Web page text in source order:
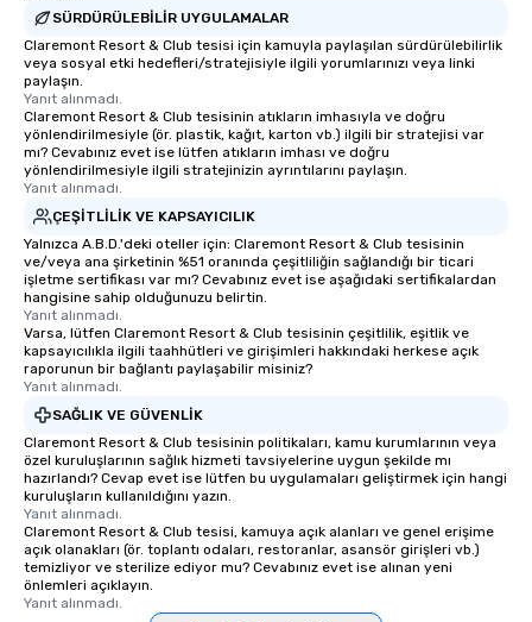
SÜRDÜRÜLEBILIR UYGULAMALAR
Claremont Resort & Club tesisi için kamuyla paylaşılan sürdürülebilirlik
veya sosyal etki hedefleri/stratejisiyle ilgili yorumlarınızı veya linki
paylaşın.
Yanıt alınmadı.
Claremont Resort & Club tesisinin atıkların imhasıyla ve doğru
yönlendirilmesiyle (ör. plastik, kağıt, karton vb.) ilgili bir stratejisi var
mı? Cevabınız evet ise lütfen atıkların imhası ve doğru
yönlendirilmesiyle ilgili stratejinizin ayrıntılarını paylaşın.
Yanıt alınmadı.
ÇEŞITLILIK VE KAPSAYICILIK
Yalnızca A.B.D.'deki oteller için: Claremont Resort & Club tesisinin
ve/veya ana şirketinin %51 oranında çeşitliliğin sağlandığı bir ticari
işletme sertifikası var mı? Cevabınız evet ise aşağıdaki sertifikalardan
hangisine sahip olduğunuzu belirtin.
Yanıt alınmadı.
Varsa, lütfen Claremont Resort & Club tesisinin çeşitlilik, eşitlik ve
kapsayıcılıkla ilgili taahhütleri ve girişimleri hakkındaki herkese açık
raporunun bir bağlantı paylaşabilir misiniz?
Yanıt alınmadı.
SAĞLIK VE GÜVENLIK
Claremont Resort & Club tesisinin politikaları, kamu kurumlarının veya
özel kuruluşlarının sağlık hizmeti tavsiyelerine uygun şekilde mı
hazırlandı? Cevap evet ise lütfen bu uygulamaları geliştirmek için hangi
kuruluşların kullanıldığını yazın.
Yanıt alınmadı.
Claremont Resort & Club tesisi, kamuya açık alanları ve genel erişime
açık olanakları (ör. toplantı odaları, restoranlar, asansör girişleri vb.)
temizliyor ve sterilize ediyor mu? Cevabınız evet ise alınan yeni
önlemleri açıklayın.
Yanıt alınmadı.